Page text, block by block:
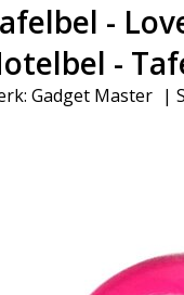
-
-
Gadget Master |